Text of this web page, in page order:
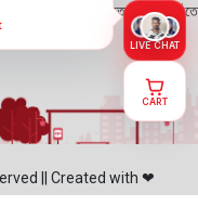
দায়ী নয়। ক্রেতা যদি পরবর্তীতে
|| Created with ❤
LIVE CHAT
CART